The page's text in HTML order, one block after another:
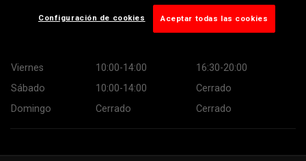
16:30-20:00
Viernes
10:00-14:00
16:30-20:00
Sábado
10:00-14:00
Cerrado
Domingo
Cerrado Cerrado
Configuración de cookies Aceptar todas las cookies